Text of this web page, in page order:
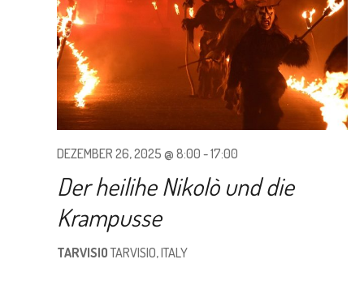
Der heilihe Nikolò und die
Krampusse
DEZEMBER 26, 2025 @ 8:00 -17:00
TARVISIOTARVISIO, ITALY